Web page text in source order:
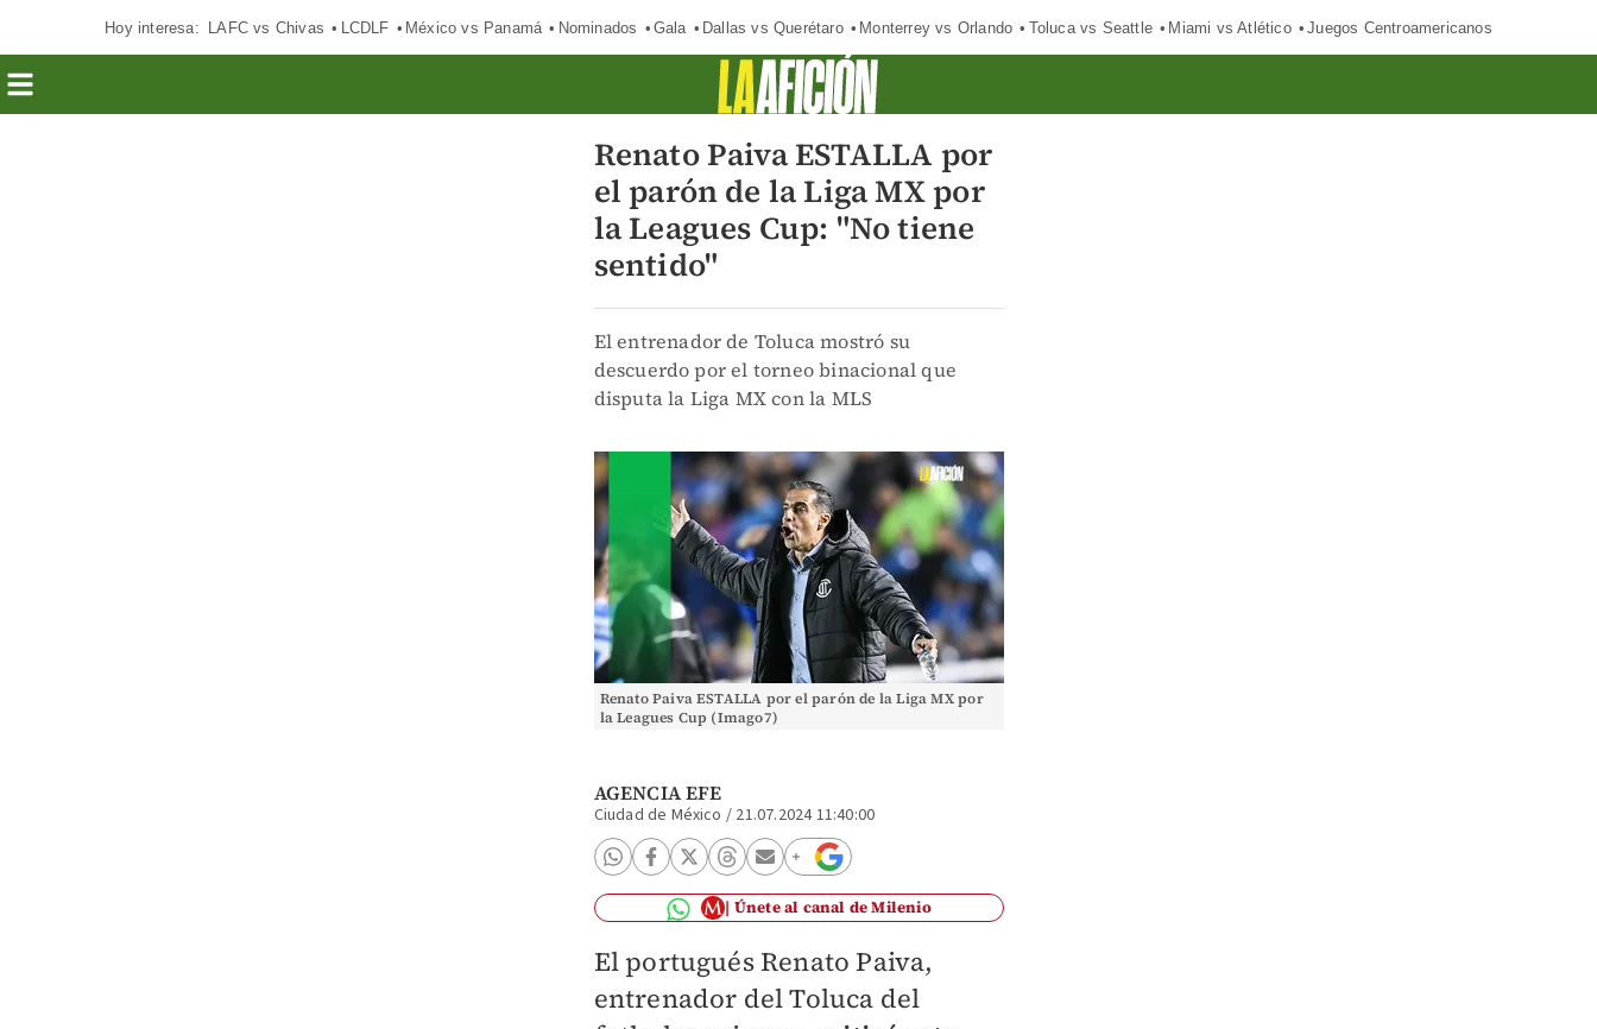
Hoy interesa: LAFC vs Chivas LCDLF México vs Panamá Nominados Gala Dallas vs Querétaro Monterrey vs Orlando Toluca vs Seattle Miami vs Atlético Juegos Centroamericanos
Renato Paiva ESTALLA por
el parón de la Liga MX por
la Leagues Cup: "No tiene
sentido"
El entrenador de Toluca mostró su
descuerdo por el torneo binacional que
disputa la Liga MX con la MLS
Renato Paiva ESTALLA por el parón de la Liga MX por
la Leagues Cup (Imago7)
AGENCIA EFE
Ciudad de México / 21.07.2024 11:40:00
Únete al canal de Milenio
El portugués Renato Paiva,
entrenador del Toluca del